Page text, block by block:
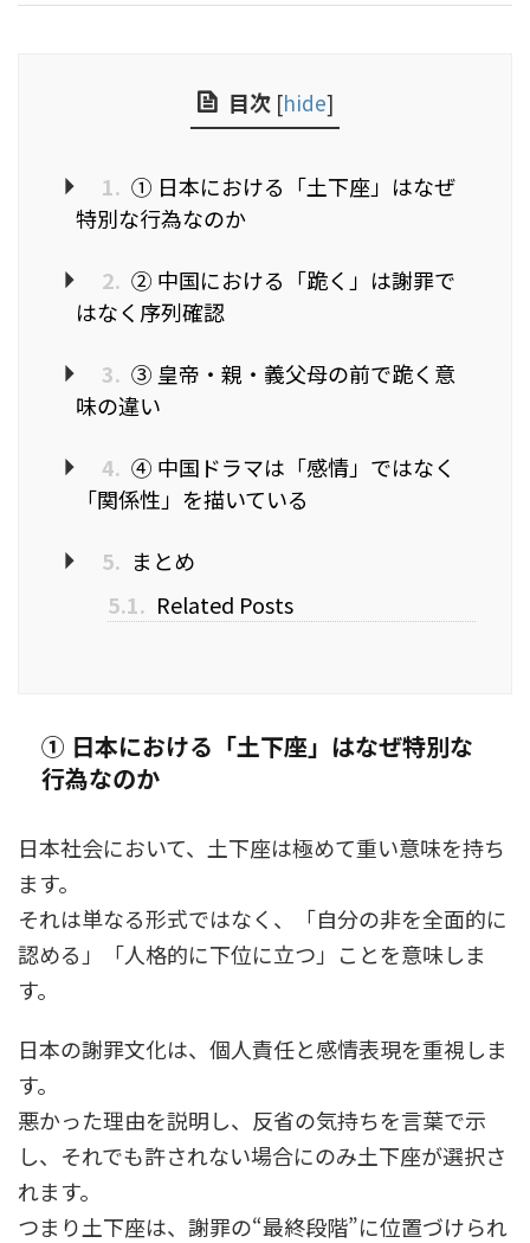
目次 [hide]
1. ① 日本における「土下座」はなぜ
特別な行為なのか
2. ② 中国における「跪く」は謝罪で
はなく序列確認
3. ③ 皇帝・親・義父母の前で跪く意
味の違い
4. ④ 中国ドラマは「感情」ではなく
「関係性」を描いている
5. まとめ
5.1. Related Posts
① 日本における「土下座」はなぜ特別な
行為なのか
日本社会において、土下座は極めて重い意味を持ち
ます。
それは単なる形式ではなく、「自分の非を全面的に
認める」「人格的に下位に立つ」ことを意味しま
す。
日本の謝罪文化は、個人責任と感情表現を重視しま
す。
悪かった理由を説明し、反省の気持ちを言葉で示
し、それでも許されない場合にのみ土下座が選択さ
れます。
つまり土下座は、謝罪の“最終段階”に位置づけられ